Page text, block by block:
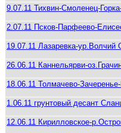
9.07.11 Тихвин-Смоленец-
2.07.11 Псков-Парфеево-
19.07.11 Лазаревка-ур.Волчий
26.06.11 Каннельярви-
18.06.11 Толмачево-
1.06.11 грунтовый десант
12.06.11 Кирилловское-